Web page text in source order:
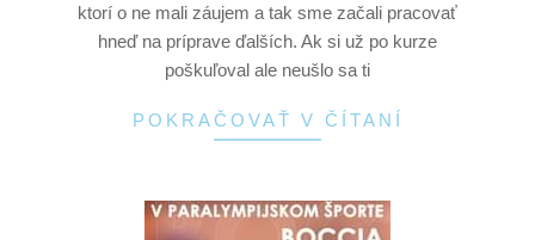
ktorí o ne mali záujem a tak sme začali pracovať
hneď na príprave ďalších. Ak si už po kurze
poškuľoval ale neušlo sa ti
POKRAČOVAŤ V ČÍTANÍ